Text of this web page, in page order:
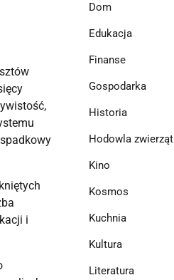
i
Dom
Edukacja
Finanse
Gospodarka
Historia
Hodowla zwierząt
Kino
Kosmos
Kuchnia
Kultura
Literatura